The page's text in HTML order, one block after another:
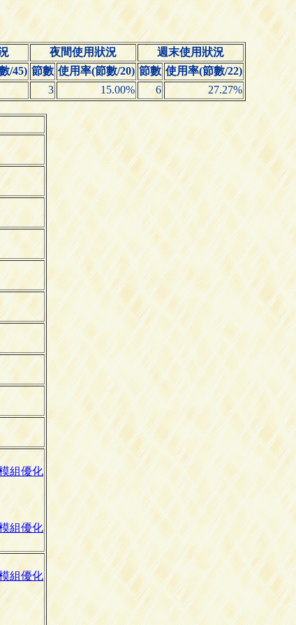
夜間使用狀況
週末使用狀況
/45) 節數 使用率(節數/20) 節數 使用率(節數/22)
3 15.00% 6 27.27%
組優化
組優化
組優化